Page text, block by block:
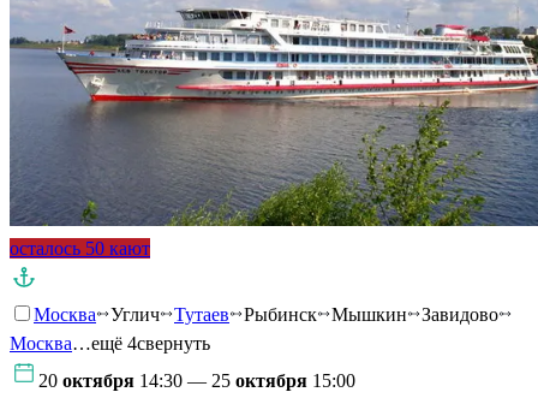
осталось 50 кают
Москва Углич Тутаев Рыбинск Мышкин
Завидово
Москва…ещё 4свернуть
20 октября 14:30 — 25 октября 15:00